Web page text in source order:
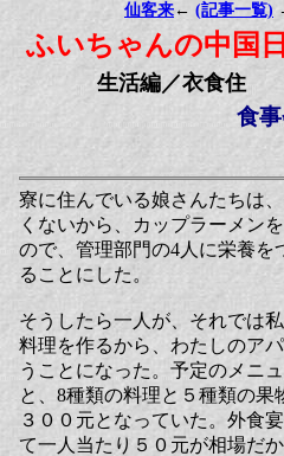
仙客来 ← (記事一覧)
ふいちゃんの中国
生活編／衣食住
食
寮に住んでいる娘さんたちは
くないから、カップラーメン
ので、管理部門の4人に栄養を
ることにした。
そうしたら一人が、それでは
料理を作るから、わたしのア
うことになった。予定のメニ
と、8種類の料理と５種類の
３００元となっていた。外食
て一人当たり５０元が相場だ